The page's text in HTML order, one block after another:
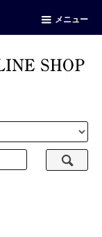
メニュー